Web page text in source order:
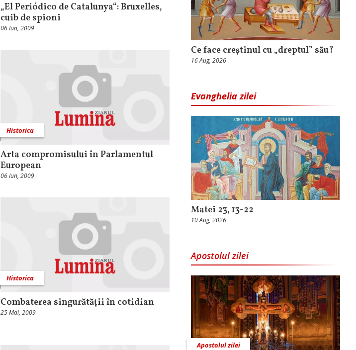
„El Periódico de Catalunya“: Bruxelles,
cuib de spioni
06 Iun, 2009
Historica
Arta compromisului în Parlamentul
European
06 Iun, 2009
Historica
Combaterea singurătăţii în cotidian
25 Mai, 2009
Ce face creștinul cu „dreptul” său?
16 Aug, 2026
Evanghelia zilei
Matei 23, 13-22
10 Aug, 2026
Apostolul zilei
Apostolul zilei